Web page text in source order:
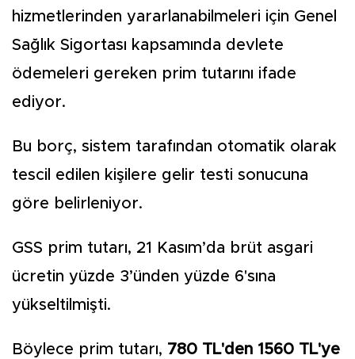
hizmetlerinden yararlanabilmeleri için Genel
Sağlık Sigortası kapsamında devlete
ödemeleri gereken prim tutarını ifade
ediyor.
Bu borç, sistem tarafından otomatik olarak
tescil edilen kişilere gelir testi sonucuna
göre belirleniyor.
GSS prim tutarı, 21 Kasım’da brüt asgari
ücretin yüzde 3’ünden yüzde 6'sına
yükseltilmişti.
Böylece prim tutarı, 780 TL'den 1560 TL'ye